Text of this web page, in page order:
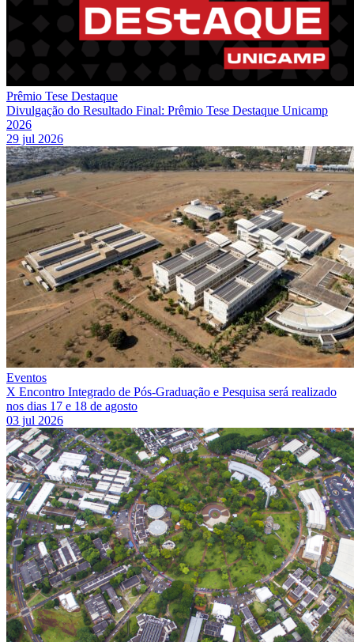
Prêmio Tese Destaque
Divulgação do Resultado Final: Prêmio Tese Destaque Unicamp
2026
29 jul 2026
Eventos
X Encontro Integrado de Pós-Graduação e Pesquisa será realizado
nos dias 17 e 18 de agosto
03 jul 2026